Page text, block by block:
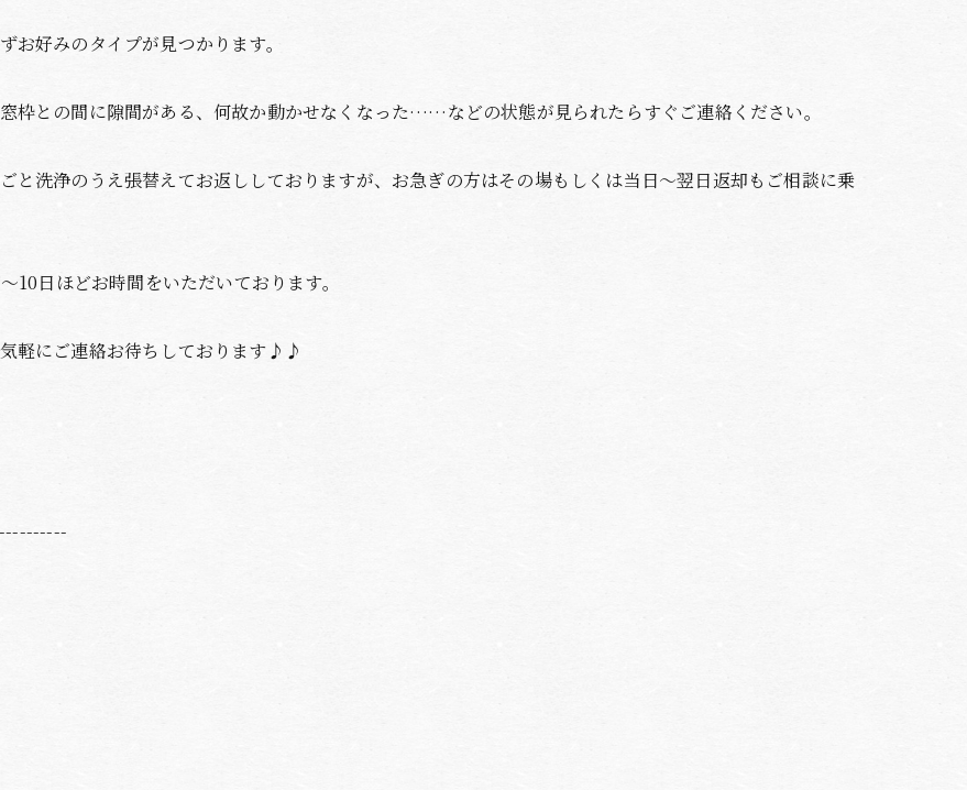
好みのタイプが見つかります。
枠との間に隙間がある、何故か動かせなくなった……などの状態が見られたらすぐご連絡ください。
と洗浄のうえ張替えてお返ししておりますが、お急ぎの方はその場もしくは当日～翌日返却もご相談に乗
日ほどお時間をいただいております。
軽にご連絡お待ちしております♪♪